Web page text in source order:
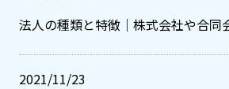
法人の種類と特徴｜株式会社や合同
2021/11/23